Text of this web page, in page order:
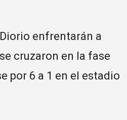
enfrentarán a
cruzaron en la fase
por 6 a 1 en el estadio